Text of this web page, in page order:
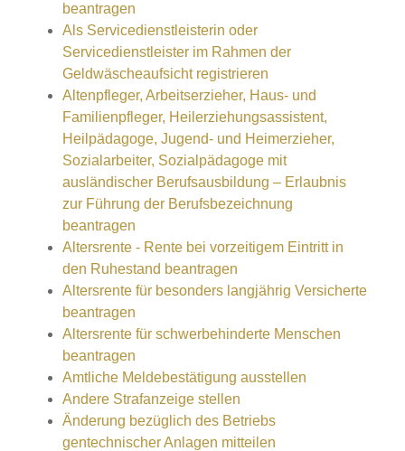
beantragen
Als Servicedienstleisterin oder
Servicedienstleister im Rahmen der
Geldwäscheaufsicht registrieren
Altenpfleger, Arbeitserzieher, Haus- und
Familienpfleger, Heilerziehungsassistent,
Heilpädagoge, Jugend- und Heimerzieher,
Sozialarbeiter, Sozialpädagoge mit
ausländischer Berufsausbildung – Erlaubnis
zur Führung der Berufsbezeichnung
beantragen
Altersrente - Rente bei vorzeitigem Eintritt in
den Ruhestand beantragen
Altersrente für besonders langjährig Versicherte
beantragen
Altersrente für schwerbehinderte Menschen
beantragen
Amtliche Meldebestätigung ausstellen
Andere Strafanzeige stellen
Änderung bezüglich des Betriebs
gentechnischer Anlagen mitteilen